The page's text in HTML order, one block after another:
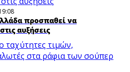
προσπαθεί να
αυξήσεις